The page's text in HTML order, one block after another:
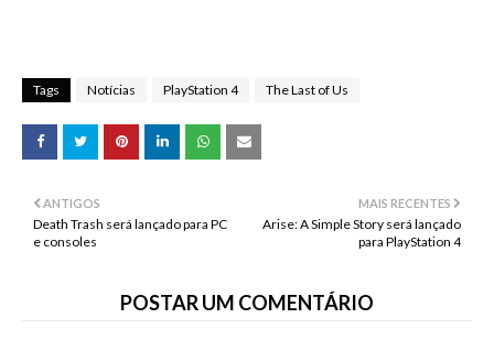
Tags Notícias PlayStation 4 The Last of Us
MAIS RECENTES
Arise: A Simple Story será lançado
para PlayStation 4
ANTIGOS
Death Trash será lançado para PC
e consoles
POSTAR UM COMENTÁRIO